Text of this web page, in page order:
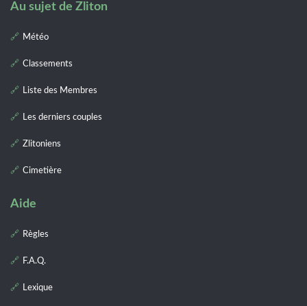
Au sujet de Zliton
Météo
Classements
Liste des Membres
Les derniers couples
Zlitoniens
Cimetière
Aide
Règles
F.A.Q.
Lexique